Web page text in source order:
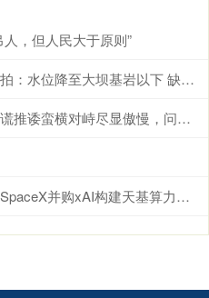
，但人民大于原则”
文商期货配资 六蓝水库最新航拍：水位降至大坝基岩以下 缺口和流量基本稳定
牛豆网 媒体：副处长霸车位撒谎推诿蛮横对峙尽显傲慢，问责公职人员不分公私
利赢汇 全球最贵独角兽诞生！SpaceX并购xAI构建天基算力网络